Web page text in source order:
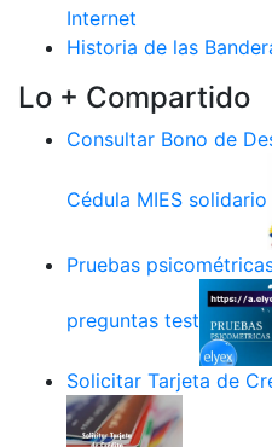
Internet
Historia de las
Lo + Compartido
Consultar Bono de
Cédula MIES solidario
Pruebas
preguntas test
Solicitar Tarjeta de